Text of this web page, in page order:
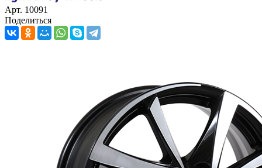
Арт. 10091
Поделиться